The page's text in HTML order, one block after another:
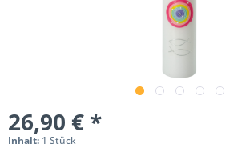
26,90 € *
Inhalt: 1 Stück